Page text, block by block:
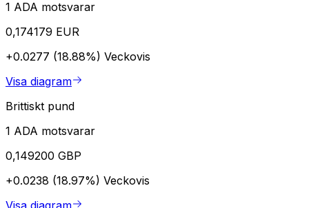
1 ADA motsvarar
0,174179 EUR
+0.0277 (18.88%) Veckovis
Visa diagram
Brittiskt pund
1 ADA motsvarar
0,149200 GBP
+0.0238 (18.97%) Veckovis